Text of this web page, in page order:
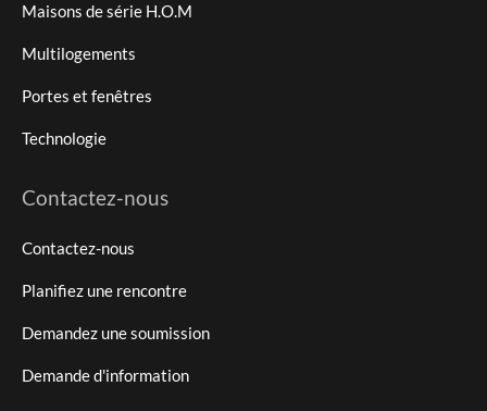
Maisons de série H.O.M
Multilogements
Portes et fenêtres
Technologie
Contactez-nous
Contactez-nous
Planifiez une rencontre
Demandez une soumission
Demande d'information